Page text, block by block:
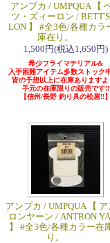
アンプカ / UMPQUA 【
ツ・ズィーロン /
LON 】 #全3色/各種カラ
庫在り。
1,500円(税込1,650円)
希少フライマテリアル&
入手困難アイテム多数ストック
皆の予想以上に在庫あります
手元の在庫限りの販売です!!
【信州/長野 釣り具の松屋!!
アンプカ / UMPQUA 【
ロンヤーン / ANTRON
】 #全3色/各種カラー在
り。